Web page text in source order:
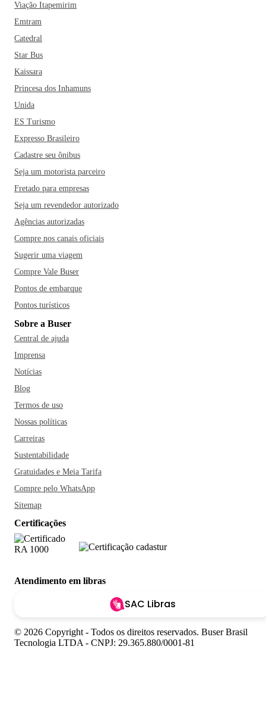
Viação Itapemirim
Emtram
Catedral
Star Bus
Kaissara
Princesa dos Inhamuns
Unida
ES Turismo
Expresso Brasileiro
Cadastre seu ônibus
Seja um motorista parceiro
Fretado para empresas
Seja um revendedor autorizado
Agências autorizadas
Compre nos canais oficiais
Sugerir uma viagem
Compre Vale Buser
Pontos de embarque
Pontos turísticos
Sobre a Buser
Central de ajuda
Imprensa
Notícias
Blog
Termos de uso
Nossas políticas
Carreiras
Sustentabilidade
Gratuidades e Meia Tarifa
Compre pelo WhatsApp
Sitemap
Certificações
Atendimento em libras
SAC Libras
© 2026 Copyright - Todos os direitos reservados. Buser Brasil
Tecnologia LTDA - CNPJ: 29.365.880/0001-81